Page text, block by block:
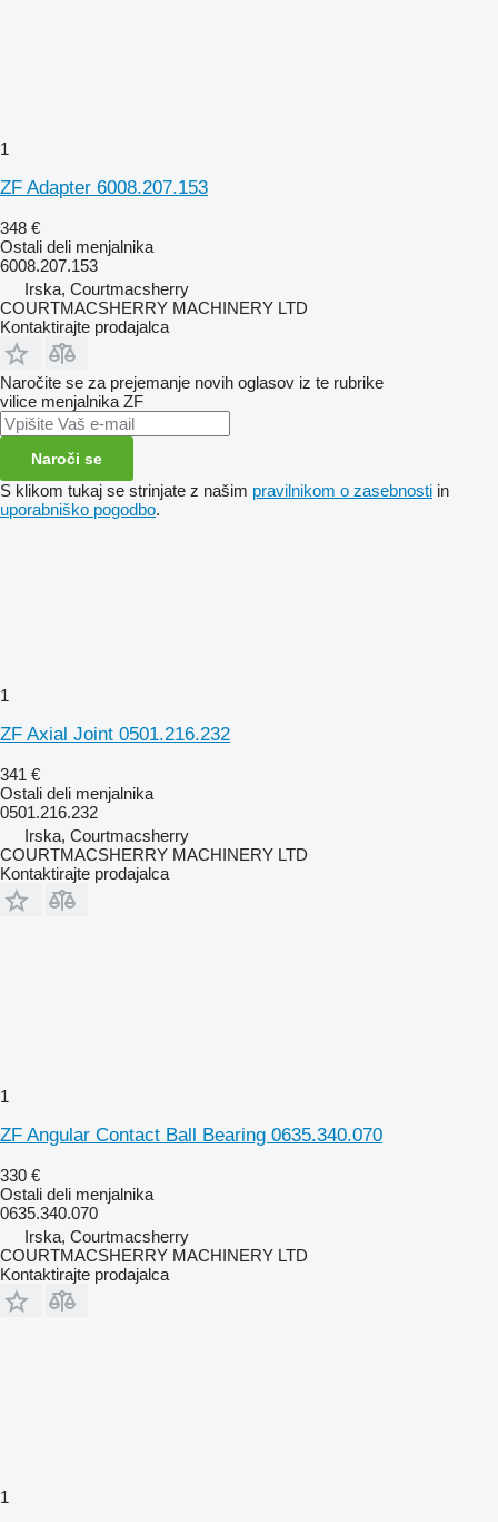
1
ZF Adapter 6008.207.153
348 €
Ostali deli menjalnika
6008.207.153
Irska, Courtmacsherry
COURTMACSHERRY MACHINERY LTD
Kontaktirajte prodajalca
Naročite se za prejemanje novih oglasov iz te rubrike
vilice menjalnika ZF
Naroči se
S klikom tukaj se strinjate z našim pravilnikom o zasebnosti in
uporabniško pogodbo.
1
ZF Axial Joint 0501.216.232
341 €
Ostali deli menjalnika
0501.216.232
Irska, Courtmacsherry
COURTMACSHERRY MACHINERY LTD
Kontaktirajte prodajalca
1
ZF Angular Contact Ball Bearing 0635.340.070
330 €
Ostali deli menjalnika
0635.340.070
Irska, Courtmacsherry
COURTMACSHERRY MACHINERY LTD
Kontaktirajte prodajalca
1